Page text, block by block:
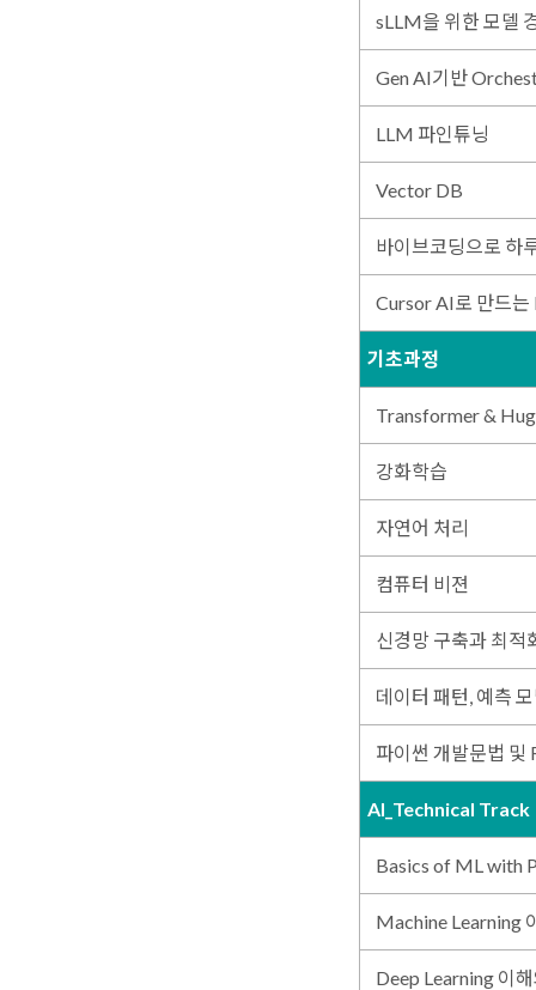
sLLM을 위한 모델
Gen AI기반
LLM 파인튜닝
Vector DB
바이브코딩으로 하
Cursor AI로 만드는
기초과정
Transformer &
강화학습
자연어 처리
컴퓨터 비젼
신경망 구축과 최적
데이터 패턴, 예측
파이썬 개발문법 및
AI_Technical Track
Basics of ML with
Machine Learning
Deep Learning 이